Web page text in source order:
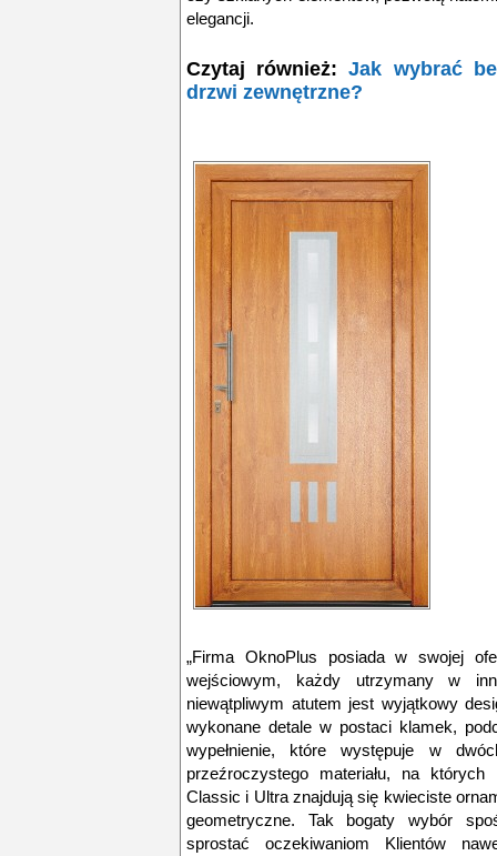
elegancji.
Czytaj również:Jak wybrać
drzwi zewnętrzne?
„Firma OknoPlus posiada w swojej
wejściowym, każdy utrzymany w
niewątpliwym atutem jest wyjątkowy
wykonane detale w postaci klamek,
wypełnienie, które występuje w
przeźroczystego materiału, na
Classic i Ultra znajdują się kwieciste
geometryczne. Tak bogaty wybór
sprostać oczekiwaniom Klientów